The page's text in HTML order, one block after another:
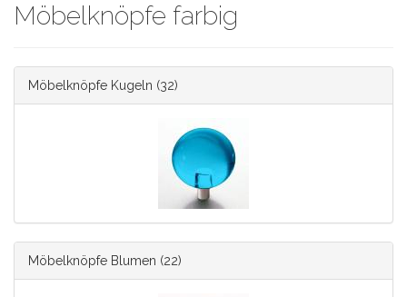
Möbelknöpfe farbig
Möbelknöpfe Kugeln (32)
Möbelknöpfe Blumen (22)